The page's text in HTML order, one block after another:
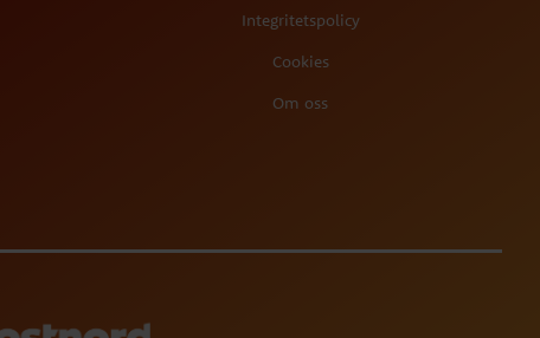
Integritetspolicy
Cookies
Om oss